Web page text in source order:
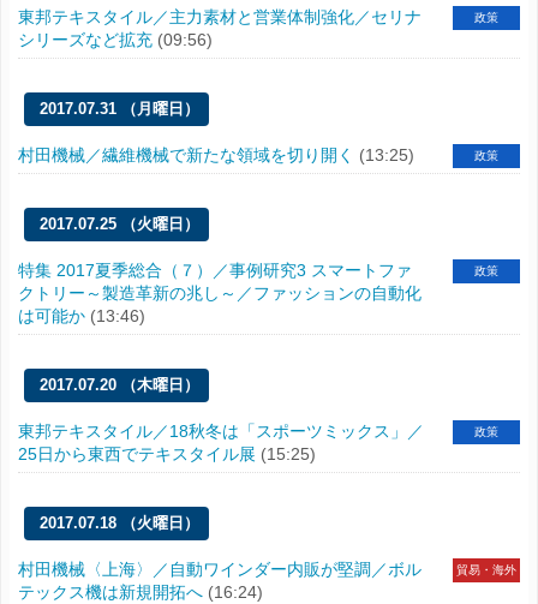
東邦テキスタイル／主力素材と営業体制強化／セリナ
シリーズなど拡充 (09:56)
政策
2017.07.31 （月曜日）
村田機械／繊維機械で新たな領域を切り開く (13:25) 政策
2017.07.25 （火曜日）
特集 2017夏季総合（７）／事例研究3 スマートファ
クトリー～製造革新の兆し～／ファッションの自動化
は可能か (13:46)
政策
2017.07.20 （木曜日）
東邦テキスタイル／18秋冬は「スポーツミックス」／
25日から東西でテキスタイル展 (15:25)
政策
2017.07.18 （火曜日）
村田機械〈上海〉／自動ワインダー内販が堅調／ボル
テックス機は新規開拓へ (16:24)
貿易・海外